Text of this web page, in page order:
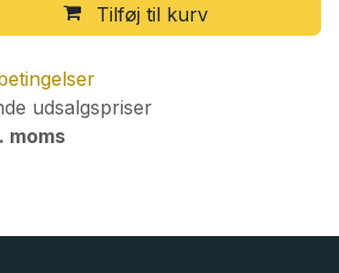
Tilføj til kurv
udsalgspriser
moms